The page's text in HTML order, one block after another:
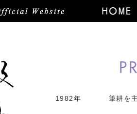
1982年 筆耕を